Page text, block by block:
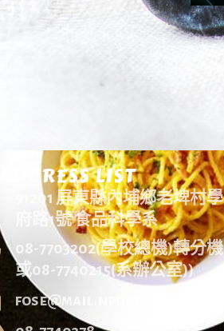
LIST
91201 屏東縣內埔鄉老埤村學
府路1號 食品科學系
08-7703202(學校總機)轉分機
或08-7740215(系辦公室))
fose@mail.npust.edu.tw